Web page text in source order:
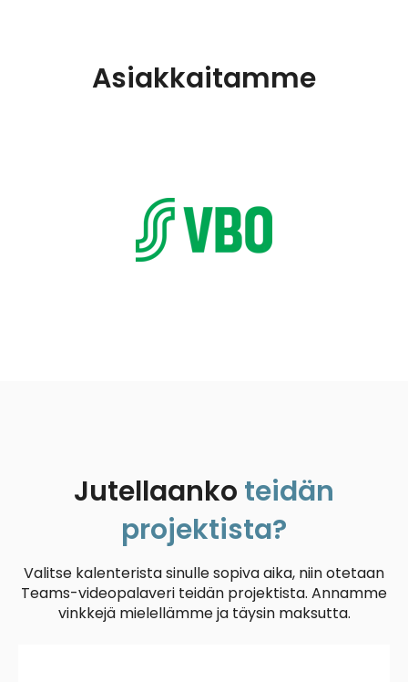
Asiakkaitamme
Jutellaanko teidän
projektista?
Valitse kalenterista sinulle sopiva aika, niin otetaan
Teams-videopalaveri teidän projektista. Annamme
vinkkejä mielellämme ja täysin maksutta.